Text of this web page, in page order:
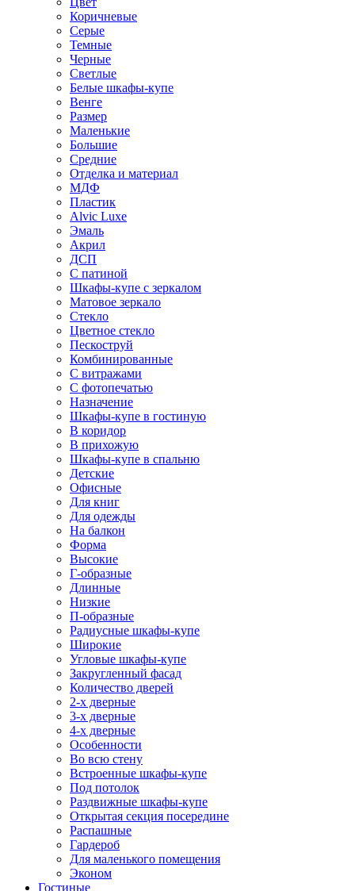
Коричневые
Серые
Темные
Черные
Светлые
Белые шкафы-купе
Венге
Размер
Маленькие
Большие
Средние
Отделка и материал
МДФ
Пластик
Alvic Luxe
Эмаль
Акрил
ДСП
С патиной
Шкафы-купе с зеркалом
Матовое зеркало
Стекло
Цветное стекло
Пескоструй
Комбинированные
С витражами
С фотопечатью
Назначение
Шкафы-купе в гостиную
В коридор
В прихожую
Шкафы-купе в спальню
Детские
Офисные
Для книг
Для одежды
На балкон
Форма
Высокие
Г-образные
Длинные
Низкие
П-образные
Радиусные шкафы-купе
Широкие
Угловые шкафы-купе
Закругленный фасад
Количество дверей
2-х дверные
3-х дверные
4-х дверные
Особенности
Во всю стену
Встроенные шкафы-купе
Под потолок
Раздвижные шкафы-купе
Открытая секция посередине
Распашные
Гардероб
Для маленького помещения
Эконом
Гостиные